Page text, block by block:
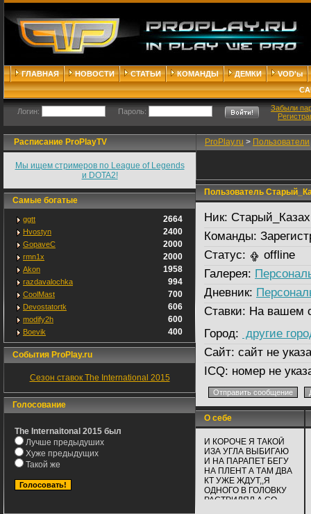
ГЛАВНАЯ НОВОСТИ СТАТЬИ КОМАНДЫ ДЕМКИ
VOD'ы
Логин: Пароль:
Забыли
Расписание ProPlayTV
Мы ищем стримеров по League of Legends
и DOTA2!
Самые богатые
ggtt 2664
Hvostyn 2400
GopaveC 2000
rmn1x 2000
Akon 1958
razdavalochka 994
CoolMast 700
Devostatortk 606
modify2h 600
Boevik 400
События ProPlay.ru
Сезон ставок The International 2015
Голосование
The Internaitonal 2015 был
Лучше предыдуших
Хуже предыдущих
Такой же
ProPlay.ru > Пользователи
Пользователь
Ник: Старый_Казах
Команды:
Статус:
offline
Галерея:
Дневник:
Ставки: На вашем
Город: другие
Сайт: сайт не
ICQ: номер не
О себе
И КОРОЧЕ Я ТАКОЙ
ИЗА УГЛА ВЫБИГАЮ
И НА ПАРАПЕТ БЕГУ
НА ПЛЕНТ А ТАМ ДВА
КТ УЖЕ ЖДУТ,,Я
ОДНОГО В ГОЛОВКУ
РАСТРИЛЯЛ А СО